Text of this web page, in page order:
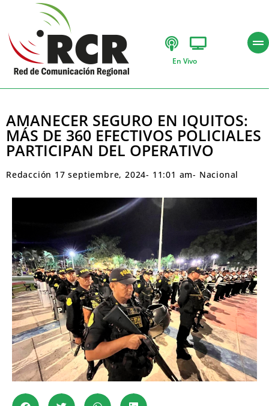
En Vivo
AMANECER SEGURO EN IQUITOS:
MÁS DE 360 EFECTIVOS POLICIALES
PARTICIPAN DEL OPERATIVO
Redacción 17 septiembre, 2024- 11:01 am- Nacional